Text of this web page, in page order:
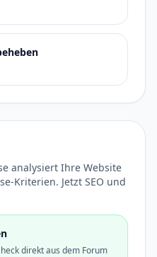
analysiert Ihre Website
Kriterien. Jetzt SEO und
direkt aus dem Forum